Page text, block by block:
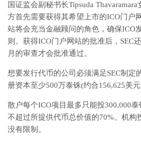
国证监会副秘书长Tipsuda
方首先需要获得其希望上市的ICO门户
站将会充当金融顾问的角色，确保ICO
则。获得ICO门户网站的批准后，SEC
月的审查才会批准通过。
想要发行代币的公司必须满足SEC制定
册资本至少500万泰铢(约合156,625美元)
散户每个ICO项目最多只能投300,000
不超过所提供代币总价值的70%。机构
没有限制。